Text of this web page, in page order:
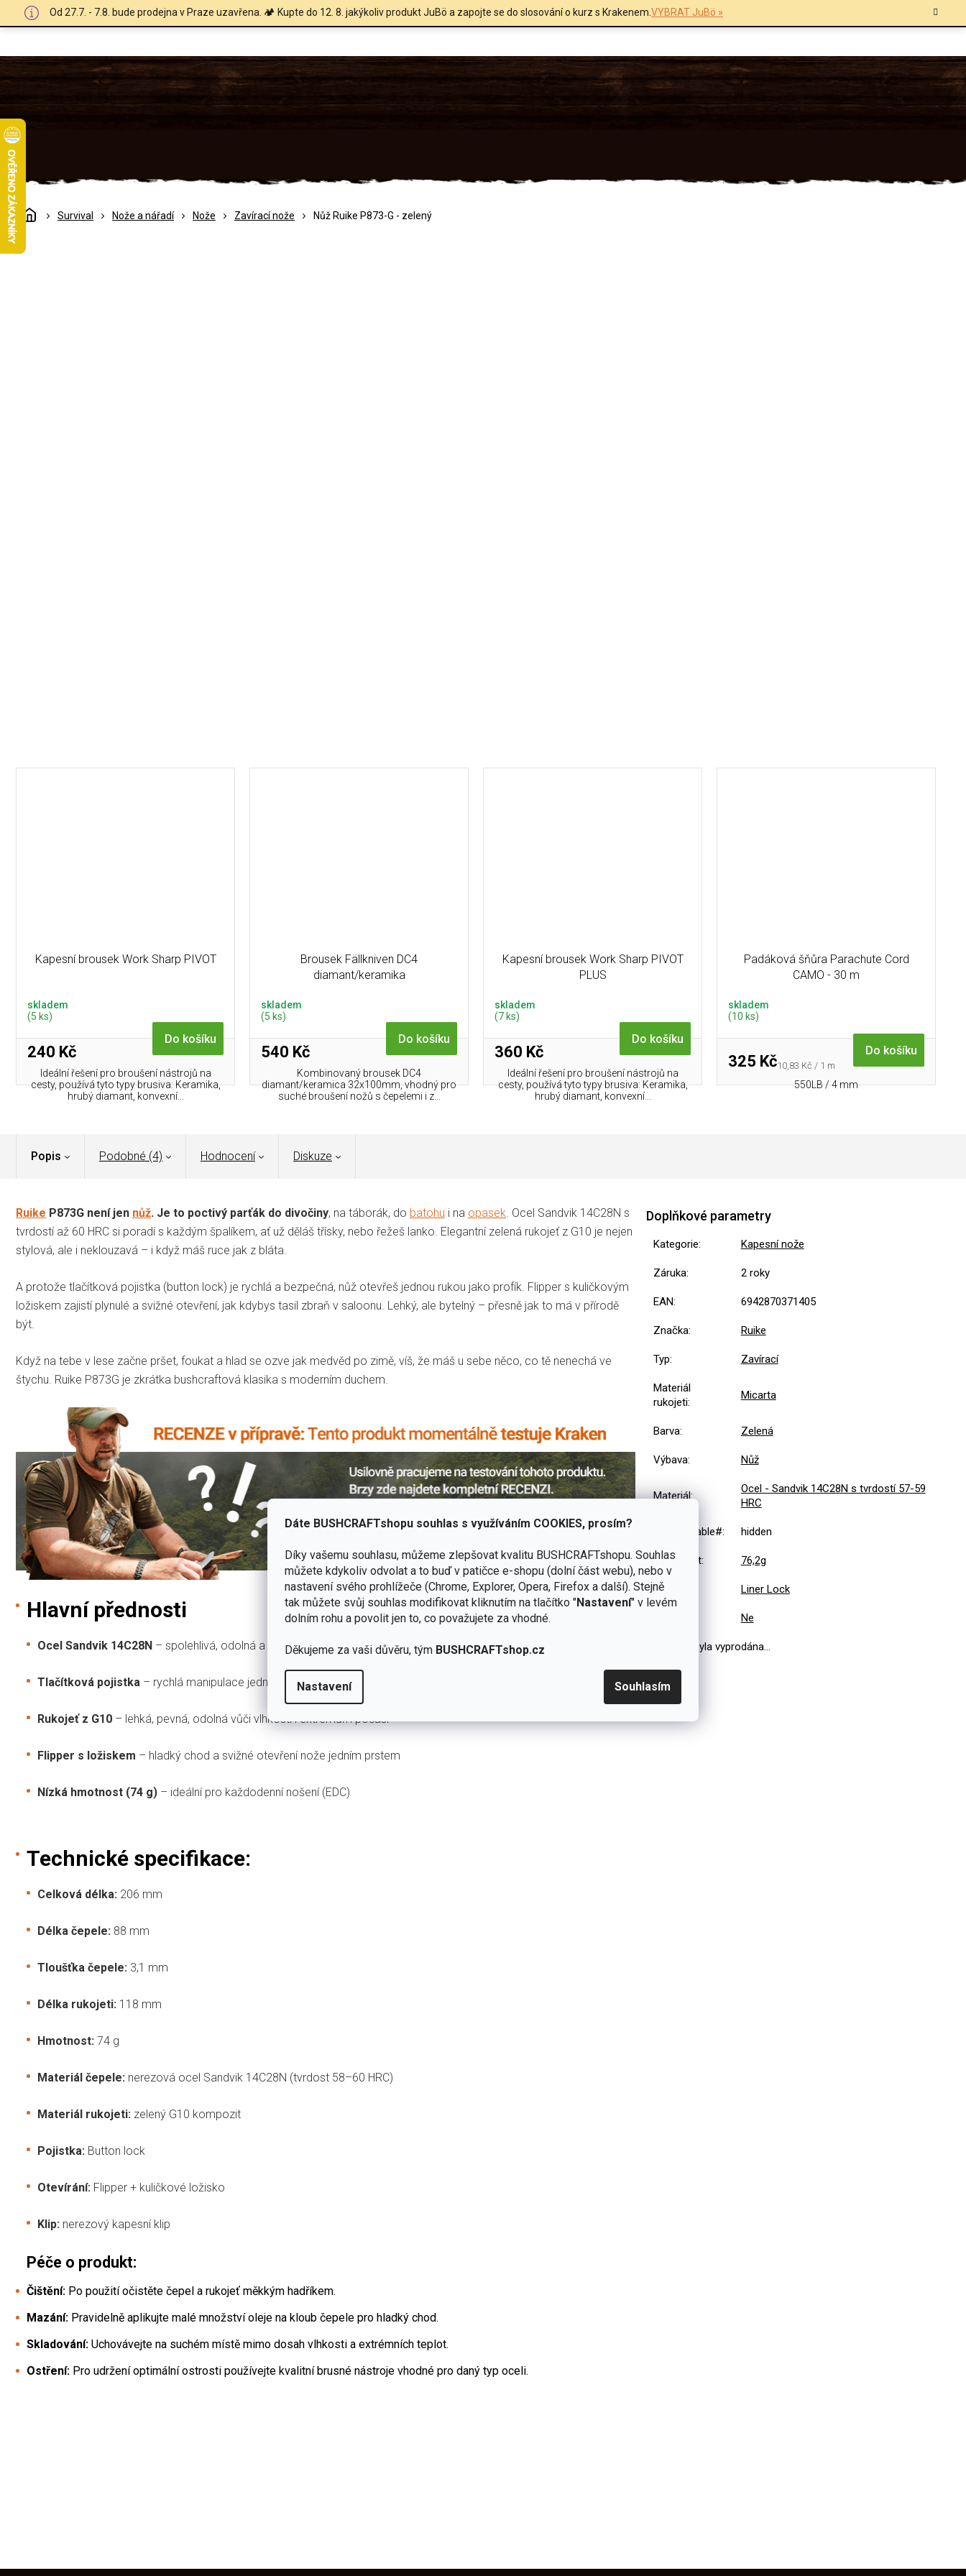
Dáte BUSHCRAFTshopu souhlas s využíváním COOKIES, prosím?
Díky vašemu souhlasu, můžeme zlepšovat kvalitu BUSHCRAFTshopu. Souhlas
můžete kdykoliv odvolat a to buď v patičce e-shopu (dolní část webu), nebo v
nastavení svého prohlížeče (Chrome, Explorer, Opera, Firefox a další). Stejně
tak můžete svůj souhlas modifikovat kliknutím na tlačítko "Nastavení" v levém
dolním rohu a povolit jen to, co považujete za vhodné.
Děkujeme za vaši důvěru, tým BUSHCRAFTshop.cz
Nastavení Souhlasím
Od 27.7. - 7.8. bude prodejna v Praze uzavřena. 🏕️ Kupte do 12. 8. jakýkoliv produkt JuBö a zapojte se do slosování o kurz s Krakenem.VYBRAT JuBö »
DomůSurvival Nože a nářadí Nože Zavírací nože Nůž Ruike P873-G - zelený
Kapesní brousek Work Sharp PIVOT
skladem
(5 ks)
240 Kč
Do košíku
Ideální řešení pro broušení nástrojů na
cesty, používá tyto typy brusiva: Keramika,
hrubý diamant, konvexní...
Brousek Fällkniven DC4
diamant/keramika
skladem
(5 ks)
540 Kč
Do košíku
Kombinovaný brousek DC4
diamant/keramica 32x100mm, vhodný pro
suché broušení nožů s čepelemi i z...
Kapesní brousek Work Sharp PIVOT
PLUS
skladem
(7 ks)
360 Kč
Do košíku
Ideální řešení pro broušení nástrojů na
cesty, používá tyto typy brusiva: Keramika,
hrubý diamant, konvexní...
Padáková šňůra Parachute Cord
CAMO - 30 m
skladem
(10 ks)
325 KčMěrná
10,83 Kč / 1 m
Do košíku
550LB / 4 mm
Popis Podobné (4) Hodnocení Diskuze
Ruike P873G není jen nůž. Je to poctivý parťák do divočiny, na táborák, do batohu i na opasek. Ocel Sandvik 14C28N s
tvrdostí až 60 HRC si poradí s každým špalíkem, ať už děláš třísky, nebo řežeš lanko. Elegantní zelená rukojeť z G10 je nejen
stylová, ale i neklouzavá – i když máš ruce jak z bláta.
A protože tlačítková pojistka (button lock) je rychlá a bezpečná, nůž otevřeš jednou rukou jako profík. Flipper s kuličkovým
ložiskem zajistí plynulé a svižné otevření, jak kdybys tasil zbraň v saloonu. Lehký, ale bytelný – přesně jak to má v přírodě
být.
Když na tebe v lese začne pršet, foukat a hlad se ozve jak medvěd po zimě, víš, že máš u sebe něco, co tě nenechá ve
štychu. Ruike P873G je zkrátka bushcraftová klasika s moderním duchem.
Hlavní přednosti
Ocel Sandvik 14C28N – spolehlivá, odolná a dlouho drží ostří i při tvrdé práci
Tlačítková pojistka – rychlá manipulace jednou rukou bez kompromisů v bezpečnosti
Rukojeť z G10 – lehká, pevná, odolná vůči vlhkosti i extrémům počasí
Flipper s ložiskem – hladký chod a svižné otevření nože jedním prstem
Nízká hmotnost (74 g) – ideální pro každodenní nošení (EDC)
Technické specifikace:
Celková délka: 206 mm
Délka čepele: 88 mm
Tloušťka čepele: 3,1 mm
Délka rukojeti: 118 mm
Hmotnost: 74 g
Materiál čepele: nerezová ocel Sandvik 14C28N (tvrdost 58–60 HRC)
Materiál rukojeti: zelený G10 kompozit
Pojistka: Button lock
Otevírání: Flipper + kuličkové ložisko
Klip: nerezový kapesní klip
Péče o produkt:
Čištění: Po použití očistěte čepel a rukojeť měkkým hadříkem.
Mazání: Pravidelně aplikujte malé množství oleje na kloub čepele pro hladký chod.
Skladování: Uchovávejte na suchém místě mimo dosah vlhkosti a extrémních teplot.
Ostření: Pro udržení optimální ostrosti používejte kvalitní brusné nástroje vhodné pro daný typ oceli.
Doplňkové parametry
Kategorie: Kapesní nože
Záruka: 2 roky
EAN: 6942870371405
Značka: Ruike
Typ: Zavírací
Materiál
rukojeti:
Micarta
Barva: Zelená
Výbava: Nůž
Materiál:
Ocel - Sandvik 14C28N s tvrdostí 57-59
HRC
#sizes_table#: hidden
Hmotnost: 76,2g
Pojistka Liner Lock
Ne
Položka byla vyprodána…